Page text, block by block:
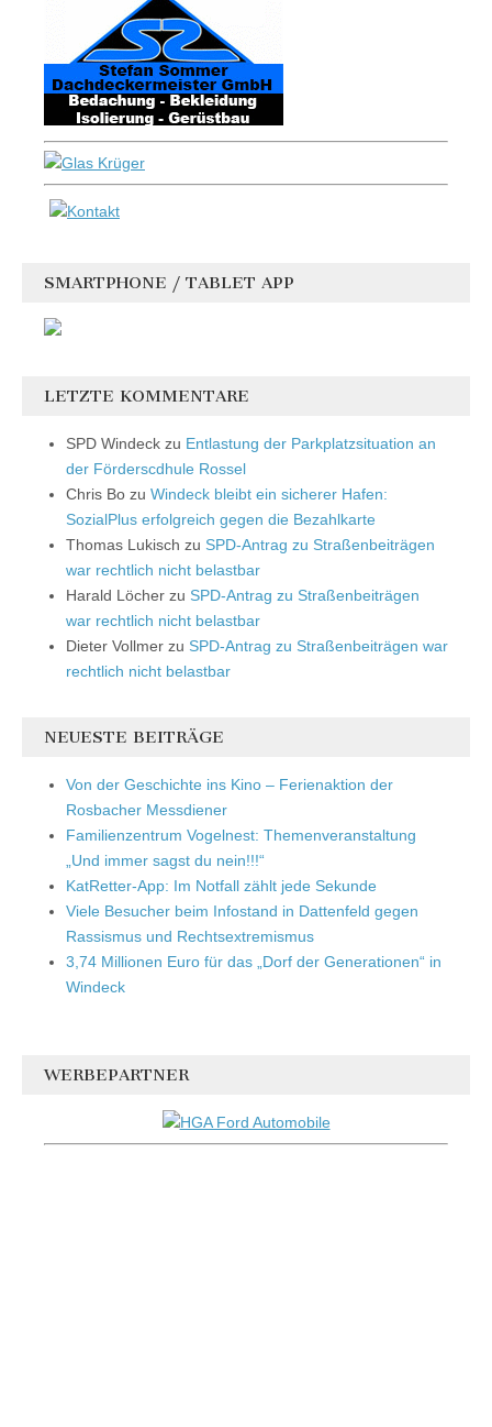
SMARTPHONE / TABLET APP
LETZTE KOMMENTARE
SPD Windeck zu Entlastung der Parkplatzsituation an
der Förderscdhule Rossel
Chris Bo zu Windeck bleibt ein sicherer Hafen:
SozialPlus erfolgreich gegen die Bezahlkarte
Thomas Lukisch zu SPD-Antrag zu Straßenbeiträgen
war rechtlich nicht belastbar
Harald Löcher zu SPD-Antrag zu Straßenbeiträgen
war rechtlich nicht belastbar
Dieter Vollmer zu SPD-Antrag zu Straßenbeiträgen war
rechtlich nicht belastbar
NEUESTE BEITRÄGE
Von der Geschichte ins Kino – Ferienaktion der
Rosbacher Messdiener
Familienzentrum Vogelnest: Themenveranstaltung
„Und immer sagst du nein!!!“
KatRetter-App: Im Notfall zählt jede Sekunde
Viele Besucher beim Infostand in Dattenfeld gegen
Rassismus und Rechtsextremismus
3,74 Millionen Euro für das „Dorf der Generationen“ in
Windeck
WERBEPARTNER